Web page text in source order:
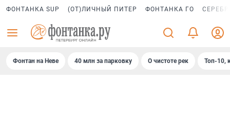
ФОНТАНКА SUP (ОТ)ЛИЧНЫЙ ПИТЕР ФОНТАНКА ГО
Фонтан на Неве 40 млн за парковку О чистоте рек Топ-10,